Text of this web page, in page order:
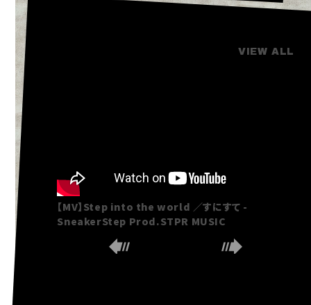
VIEW ALL
【MV】Step into the world ／すにすて -
SneakerStep Prod.STPR MUSIC